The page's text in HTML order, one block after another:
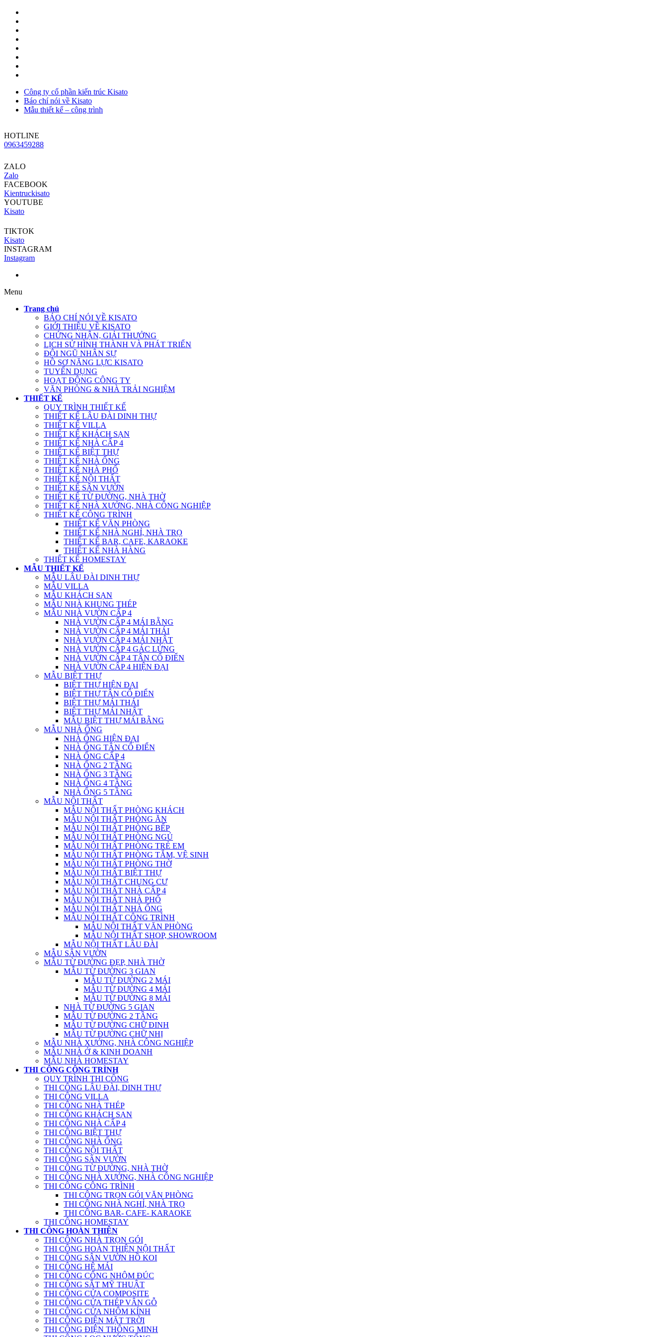
Công ty cổ phần kiến trúc Kisato
Báo chí nói về Kisato
Mẫu thiết kế – công trình
HOTLINE
0963459288
ZALO
Zalo
FACEBOOK
Kientruckisato
YOUTUBE
Kisato
TIKTOK
Kisato
INSTAGRAM
Instagram
Menu
Trang chủ
BÁO CHÍ NÓI VỀ KISATO
GIỚI THIỆU VỀ KISATO
CHỨNG NHẬN, GIẢI THƯỞNG
LỊCH SỬ HÌNH THÀNH VÀ PHÁT TRIỂN
ĐỘI NGŨ NHÂN SỰ
HỒ SƠ NĂNG LỰC KISATO
TUYỂN DỤNG
HOẠT ĐỘNG CÔNG TY
VĂN PHÒNG & NHÀ TRẢI NGHIỆM
THIẾT KẾ
QUY TRÌNH THIẾT KẾ
THIẾT KẾ LÂU ĐÀI DINH THỰ
THIẾT KẾ VILLA
THIẾT KẾ KHÁCH SẠN
THIẾT KẾ NHÀ CẤP 4
THIẾT KẾ BIỆT THỰ
THIẾT KẾ NHÀ ỐNG
THIẾT KẾ NHÀ PHỐ
THIẾT KẾ NỘI THẤT
THIẾT KẾ SÂN VƯỜN
THIẾT KẾ TỪ ĐƯỜNG, NHÀ THỜ
THIẾT KẾ NHÀ XƯỞNG, NHÀ CÔNG NGHIỆP
THIẾT KẾ CÔNG TRÌNH
THIẾT KẾ VĂN PHÒNG
THIẾT KẾ NHÀ NGHỈ, NHÀ TRỌ
THIẾT KẾ BAR, CAFE, KARAOKE
THIẾT KẾ NHÀ HÀNG
THIẾT KẾ HOMESTAY
MẪU THIẾT KẾ
MẪU LÂU ĐÀI DINH THỰ
MẪU VILLA
MẪU KHÁCH SẠN
MẪU NHÀ KHUNG THÉP
MẪU NHÀ VƯỜN CẤP 4
NHÀ VƯỜN CẤP 4 MÁI BẰNG
NHÀ VƯỜN CẤP 4 MÁI THÁI
NHÀ VƯỜN CẤP 4 MÁI NHẬT
NHÀ VƯỜN CẤP 4 GÁC LỬNG
NHÀ VƯỜN CẤP 4 TÂN CỔ ĐIỂN
NHÀ VƯỜN CẤP 4 HIỆN ĐẠI
MẪU BIỆT THỰ
BIỆT THỰ HIỆN ĐẠI
BIỆT THỰ TÂN CỔ ĐIỂN
BIỆT THỰ MÁI THÁI
BIỆT THỰ MÁI NHẬT
MẪU BIỆT THỰ MÁI BẰNG
MẪU NHÀ ỐNG
NHÀ ỐNG HIỆN ĐẠI
NHÀ ỐNG TÂN CỔ ĐIỂN
NHÀ ỐNG CẤP 4
NHÀ ỐNG 2 TẦNG
NHÀ ỐNG 3 TẦNG
NHÀ ỐNG 4 TẦNG
NHÀ ỐNG 5 TẦNG
MẪU NỘI THẤT
MẪU NỘI THẤT PHÒNG KHÁCH
MẪU NỘI THẤT PHÒNG ĂN
MẪU NỘI THẤT PHÒNG BẾP
MẪU NỘI THẤT PHÒNG NGỦ
MẪU NỘI THẤT PHÒNG TRẺ EM
MẪU NỘI THẤT PHÒNG TẮM, VỆ SINH
MẪU NỘI THẤT PHÒNG THỜ
MẪU NỘI THẤT BIỆT THỰ
MẪU NỘI THẤT CHUNG CƯ
MẪU NỘI THẤT NHÀ CẤP 4
MẪU NỘI THẤT NHÀ PHỐ
MẪU NỘI THẤT NHÀ ỐNG
MẪU NỘI THẤT CÔNG TRÌNH
MẪU NỘI THẤT VĂN PHÒNG
MẪU NỘI THẤT SHOP, SHOWROOM
MẪU NỘI THẤT LÂU ĐÀI
MẪU SÂN VƯỜN
MẪU TỪ ĐƯỜNG ĐẸP, NHÀ THỜ
MẪU TỪ ĐƯỜNG 3 GIAN
MẪU TỪ ĐƯỜNG 2 MÁI
MẪU TỪ ĐƯỜNG 4 MÁI
MẪU TỪ ĐƯỜNG 8 MÁI
NHÀ TỪ ĐƯỜNG 5 GIAN
MẪU TỪ ĐƯỜNG 2 TẦNG
MẪU TỪ ĐƯỜNG CHỮ ĐINH
MẪU TỪ ĐƯỜNG CHỮ NHỊ
MẪU NHÀ XƯỞNG, NHÀ CÔNG NGHIỆP
MẪU NHÀ Ở & KINH DOANH
MẪU NHÀ HOMESTAY
THI CÔNG CÔNG TRÌNH
QUY TRÌNH THI CÔNG
THI CÔNG LÂU ĐÀI, DINH THỰ
THI CÔNG VILLA
THI CÔNG NHÀ THÉP
THI CÔNG KHÁCH SẠN
THI CÔNG NHÀ CẤP 4
THI CÔNG BIỆT THỰ
THI CÔNG NHÀ ỐNG
THI CÔNG NỘI THẤT
THI CÔNG SÂN VƯỜN
THI CÔNG TỪ ĐƯỜNG, NHÀ THỜ
THI CÔNG NHÀ XƯỞNG, NHÀ CÔNG NGHIỆP
THI CÔNG CÔNG TRÌNH
THI CÔNG TRỌN GÓI VĂN PHÒNG
THI CÔNG NHÀ NGHỈ, NHÀ TRỌ
THI CÔNG BAR- CAFE- KARAOKE
THI CÔNG HOMESTAY
THI CÔNG HOÀN THIỆN
THI CÔNG NHÀ TRỌN GÓI
THI CÔNG HOÀN THIỆN NỘI THẤT
THI CÔNG SÂN VƯỜN HỒ KOI
THI CÔNG HỆ MÁI
THI CÔNG CỔNG NHÔM ĐÚC
THI CÔNG SẮT MỸ THUẬT
THI CÔNG CỬA COMPOSITE
THI CÔNG CỬA THÉP VÂN GỖ
THI CÔNG CỬA NHÔM KÍNH
THI CÔNG ĐIỆN MẶT TRỜI
THI CÔNG ĐIỆN THÔNG MINH